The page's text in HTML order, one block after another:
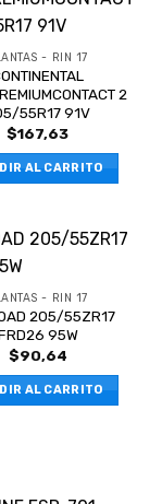
- RIN 17
2
55R17 91V
$167,63
AL CARRITO
- RIN 17
205/55ZR17
95W
$90,64
AL CARRITO